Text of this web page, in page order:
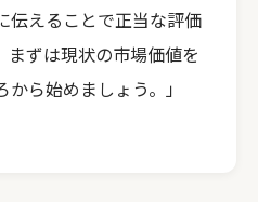
伝えることで正当な評価
まずは現状の市場価値を
ら始めましょう。」